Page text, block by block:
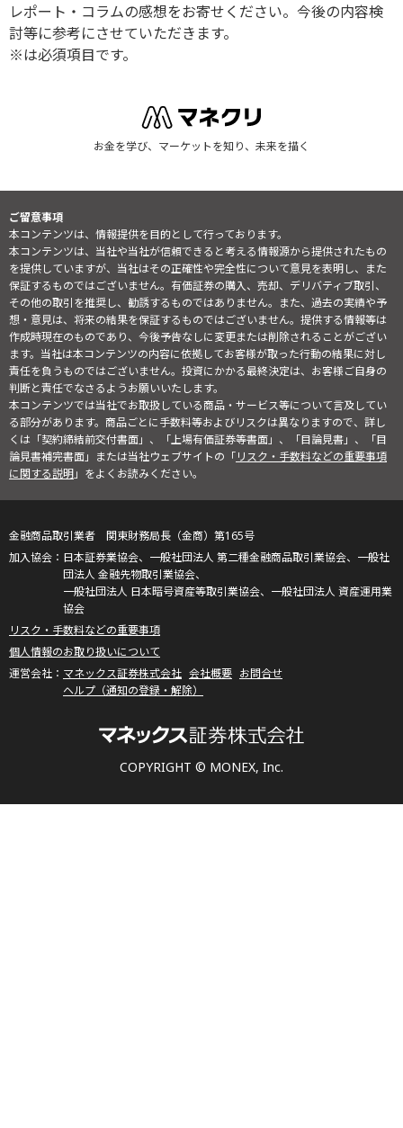
レポート・コラムの感想をお寄せください。今後の内容検
討等に参考にさせていただきます。
※は必須項目です。
お金を学び、マーケットを知り、未来を描く
ご留意事項
本コンテンツは、情報提供を目的として行っております。
本コンテンツは、当社や当社が信頼できると考える情報源から提供されたもの
を提供していますが、当社はその正確性や完全性について意見を表明し、また
保証するものではございません。有価証券の購入、売却、デリバティブ取引、
その他の取引を推奨し、勧誘するものではありません。また、過去の実績や予
想・意見は、将来の結果を保証するものではございません。提供する情報等は
作成時現在のものであり、今後予告なしに変更または削除されることがござい
ます。当社は本コンテンツの内容に依拠してお客様が取った行動の結果に対し
責任を負うものではございません。投資にかかる最終決定は、お客様ご自身の
判断と責任でなさるようお願いいたします。
本コンテンツでは当社でお取扱している商品・サービス等について言及してい
る部分があります。商品ごとに手数料等およびリスクは異なりますので、詳し
くは「契約締結前交付書面」、「上場有価証券等書面」、「目論見書」、「目
論見書補完書面」または当社ウェブサイトの「リスク・手数料などの重要事項
に関する説明」をよくお読みください。
COPYRIGHT © MONEX, Inc.
金融商品取引業者 関東財務局長（金商）第165号
日本証券業協会、一般社団法人 第二種金融商品取引業協会、一般社
団法人 金融先物取引業協会、
一般社団法人 日本暗号資産等取引業協会、一般社団法人 資産運用業
協会
リスク・手数料などの重要事項
個人情報のお取り扱いについて
マネックス証券株式会社 会社概要 お問合せ
ヘルプ（通知の登録・解除）